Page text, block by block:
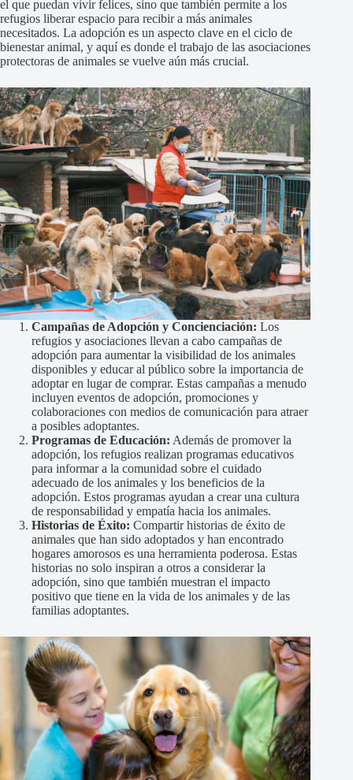
el que puedan vivir felices, sino que también permite a los
refugios liberar espacio para recibir a más animales
necesitados. La adopción es un aspecto clave en el ciclo de
bienestar animal, y aquí es donde el trabajo de las asociaciones
protectoras de animales se vuelve aún más crucial.
Campañas de Adopción y Concienciación: Los
refugios y asociaciones llevan a cabo campañas de
adopción para aumentar la visibilidad de los animales
disponibles y educar al público sobre la importancia de
adoptar en lugar de comprar. Estas campañas a menudo
incluyen eventos de adopción, promociones y
colaboraciones con medios de comunicación para atraer
a posibles adoptantes.
Programas de Educación: Además de promover la
adopción, los refugios realizan programas educativos
para informar a la comunidad sobre el cuidado
adecuado de los animales y los beneficios de la
adopción. Estos programas ayudan a crear una cultura
de responsabilidad y empatía hacia los animales.
Historias de Éxito: Compartir historias de éxito de
animales que han sido adoptados y han encontrado
hogares amorosos es una herramienta poderosa. Estas
historias no solo inspiran a otros a considerar la
adopción, sino que también muestran el impacto
positivo que tiene en la vida de los animales y de las
familias adoptantes.